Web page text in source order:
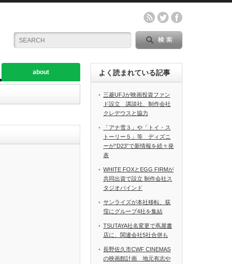
about よく読まれている記事
三菱UFJが映画投資ファン
ド設立 講談社、制作会社
クレデウスと協力
「アナ雪３」や「トイ・ス
トーリー５」等 ディズニ
ーが“D23”で新情報を続々発
表
WHITE FOXとEGG FIRMが
共同出資で設立 制作会社ス
タジオバインド
サンライズが本社移転、荻
窪にグループ4社を集結
TSUTAYA社名変更で蔦屋書
店に、関連会社5社合併も
長野佐久市CWF CINEMAS
の映画館計画 地元有志や